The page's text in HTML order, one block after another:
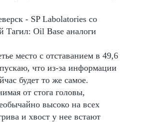
- SP Labolatories со
Oil Base аналоги
место с отставанием в 49,6
что из-за информации
будет то же самое.
от стога головы,
высоко на всех
и хвост у нее встают